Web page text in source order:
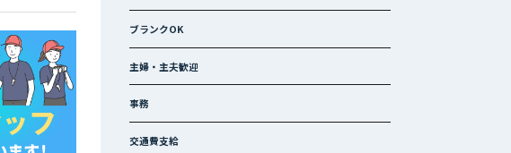
ブランクOK
主婦・主夫歓迎
事務
交通費支給